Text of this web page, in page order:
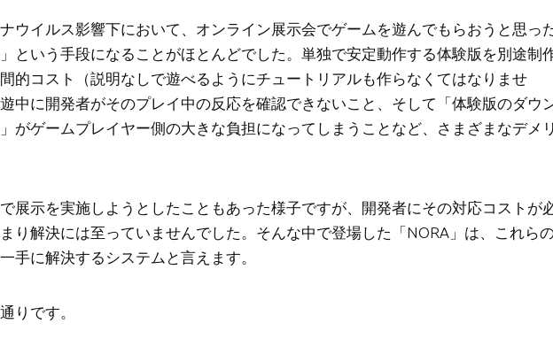
ウイルス影響下において、オンライン展示会でゲームを遊んでもらおうと思っ
という手段になることがほとんどでした。単独で安定動作する体験版を別途制
的コスト（説明なしで遊べるようにチュートリアルも作らなくてはなりませ
中に開発者がそのプレイ中の反応を確認できないこと、そして「体験版のダウ
がゲームプレイヤー側の大きな負担になってしまうことなど、さまざまなデメ
展示を実施しようとしたこともあった様子ですが、開発者にその対応コストが
り解決には至っていませんでした。そんな中で登場した「NORA」は、これら
手に解決するシステムと言えます。
りです。